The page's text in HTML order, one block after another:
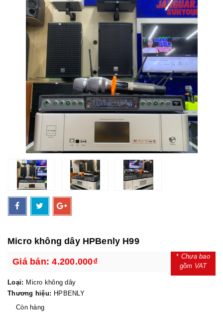
Micro không dây HPBenly H99
Giá bán:4.200.000₫
* Chưa bao
gồm VAT
Loại: Micro không dây
Thương hiệu: HPBENLY
Còn hàng